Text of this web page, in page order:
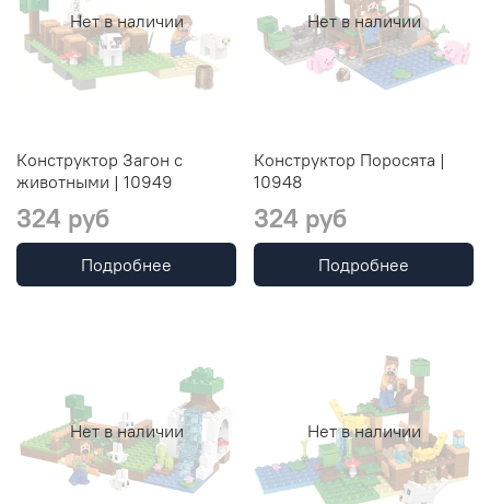
Нет в наличии
Конструктор Загон с
животными | 10949
324 руб
Подробнее
Нет в наличии
Конструктор Поросята |
10948
324 руб
Подробнее
Нет в наличии Нет в наличии